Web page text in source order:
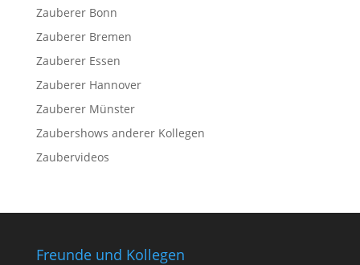
Zauberer Bonn
Zauberer Bremen
Zauberer Essen
Zauberer Hannover
Zauberer Münster
Zaubershows anderer Kollegen
Zaubervideos
Freunde und Kollegen